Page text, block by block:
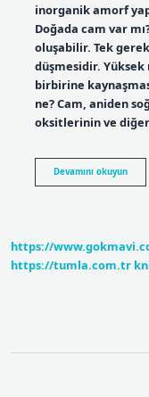
inorganik amorf
Doğada cam var
oluşabilir. Tek
düşmesidir.
birbirine
ne? Cam, aniden
oksitlerinin ve
Devamını okuyunCam
Doğal
https://
https://tumla.com.tr